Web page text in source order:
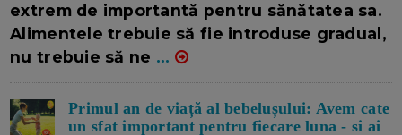
extrem de importantă pentru sănătatea sa.
Alimentele trebuie să fie introduse gradual,
nu trebuie să ne ...
Primul an de viață al bebelușului: Avem cate
un sfat important pentru fiecare luna - si ai